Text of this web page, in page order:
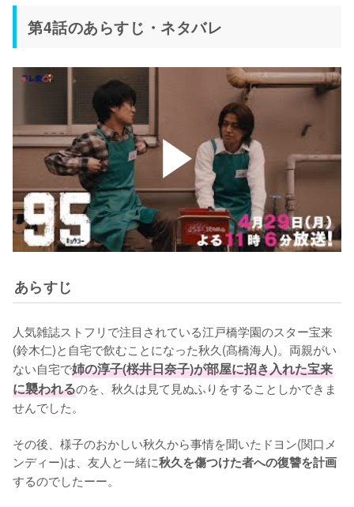
第4話のあらすじ・ネタバレ
あらすじ
人気雑誌ストフリで注目されている江戸橋学園のスター宝来
(鈴木仁)と自宅で飲むことになった秋久(髙橋海人)。両親がい
ない自宅で姉の淳子(桜井日奈子)が部屋に招き入れた宝来
に襲われるのを、秋久は見て見ぬふりをすることしかできま
せんでした。
その後、様子のおかしい秋久から事情を聞いたドヨン(関口メ
ンディー)は、友人と一緒に秋久を傷つけた者への復讐を計画
するのでしたーー。